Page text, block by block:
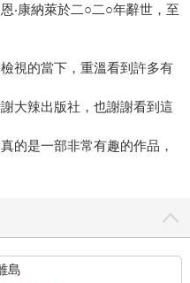
‧康納萊於二○二○年辭世，至
視的當下，重溫看到許多有
大辣出版社，也謝謝看到這
的是一部非常有趣的作品，
島